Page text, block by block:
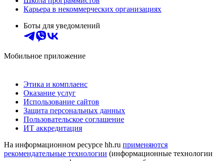
Карьера в некоммерческих организациях
Боты для уведомлений
Мобильное приложение
Этика и комплаенс
Оказание услуг
Использование сайтов
Защита персональных данных
Пользовательское соглашение
ИТ аккредитация
На информационном ресурсе hh.ru применяются
рекомендательные технологии (информационные технологии